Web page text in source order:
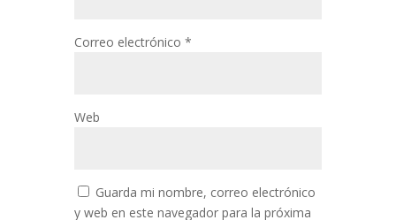
Correo electrónico *
Web
Guarda mi nombre, correo electrónico
y web en este navegador para la próxima